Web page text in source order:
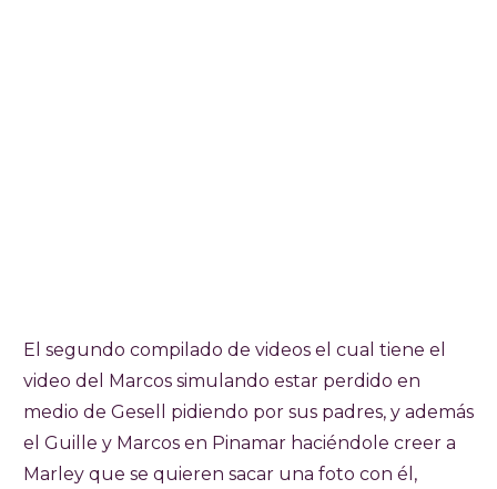
El segundo compilado de videos el cual tiene el
video del Marcos simulando estar perdido en
medio de Gesell pidiendo por sus padres, y además
el Guille y Marcos en Pinamar haciéndole creer a
Marley que se quieren sacar una foto con él,